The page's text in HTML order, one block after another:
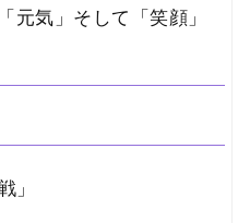
元気」そして「笑顔」
」